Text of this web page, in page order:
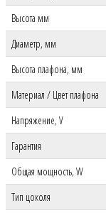
Высота мм
Диаметр, мм
Высота плафона, мм
Материал / Цвет плафона
Напряжение, V
Гарантия
Общая мощность, W
Тип цоколя